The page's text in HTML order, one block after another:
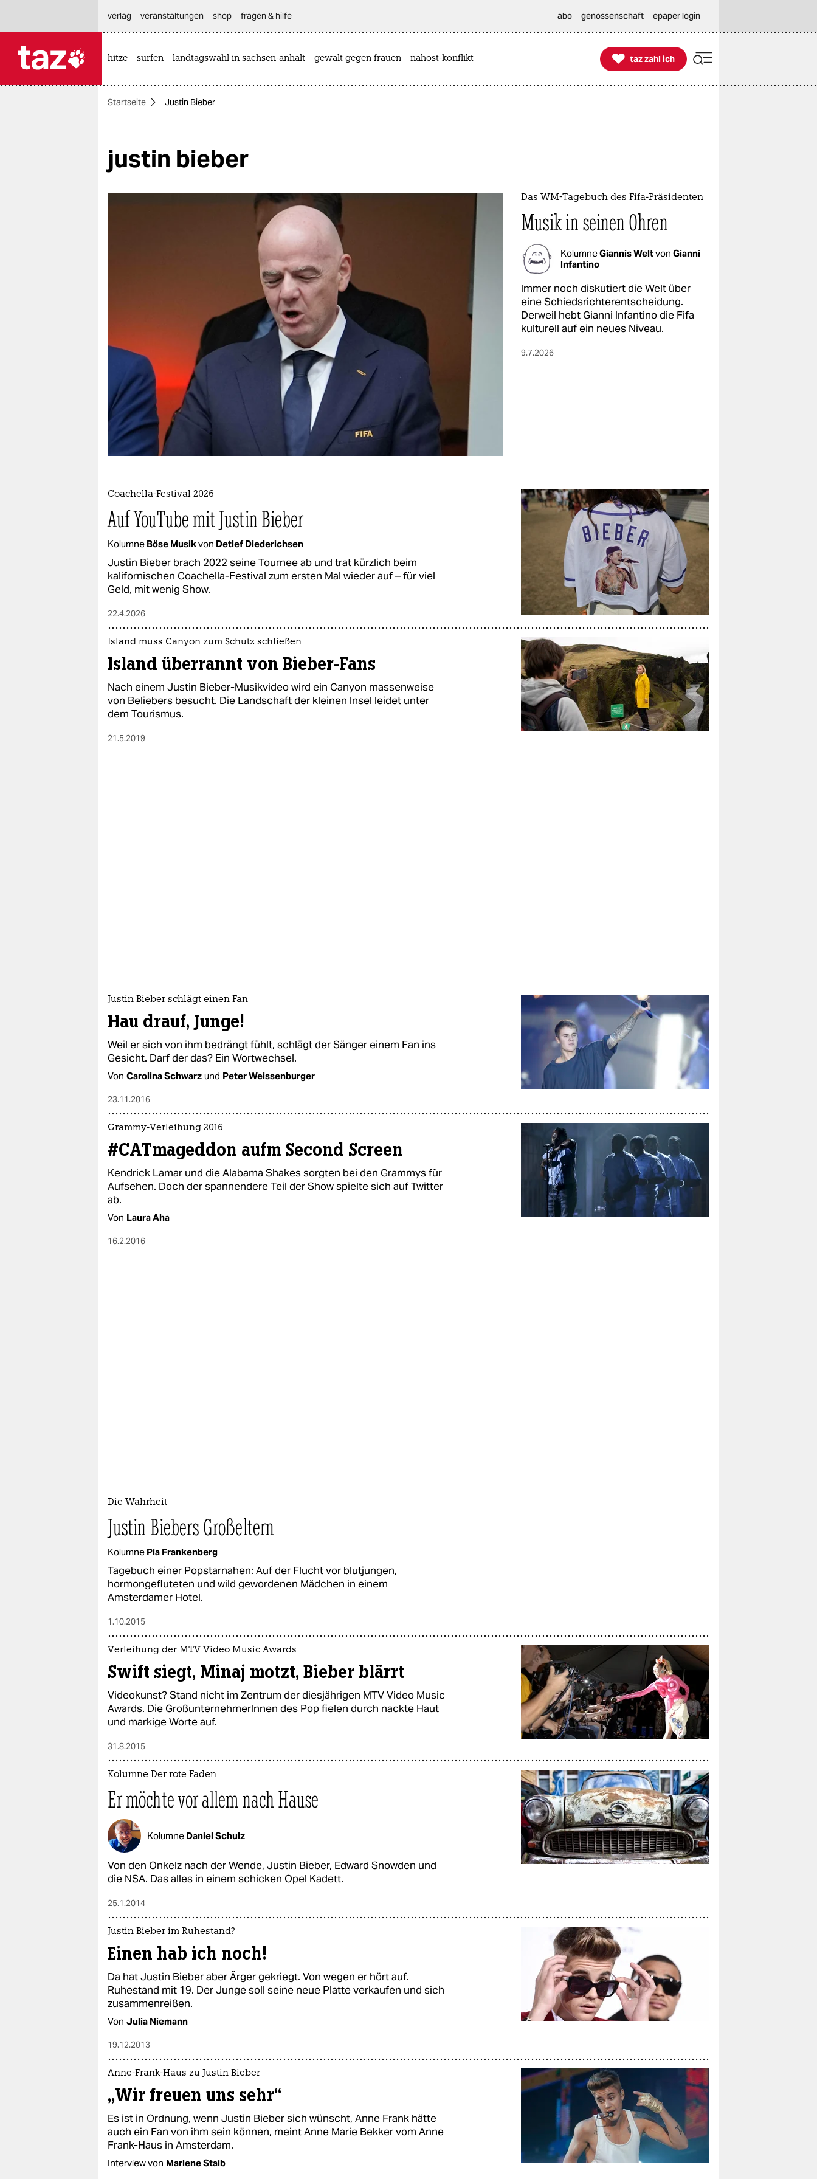
themen
öko
gesellschaft
verlag
verlag
veranstaltungen
shop
fragen & hilfe
abo
genossenschaft
epaper login
verlag
veranstaltungen shop fragen & hilfe abo genossenschaft epaper login
hitze surfen landtagswahl in sachsen-anhalt gewalt gegen frauen nahost-konflikt 
taz zahl ich
taz zahl ich
Startseite Justin Bieber
justin bieber
Das WM-Tagebuch des Fifa-Präsidenten
Musik in seinen Ohren
KolumneGiannis Weltvon Gianni
Infantino
Immer noch diskutiert die Welt über
eine Schiedsrichterentscheidung.
Derweil hebt Gianni Infantino die Fifa
kulturell auf ein neues Niveau.
9.7.2026
Coachella-Festival 2026
Auf YouTube mit Justin Bieber
Kolumne Böse Musikvon Detlef Diederichsen
Justin Bieber brach 2022 seine Tournee ab und trat kürzlich beim
kalifornischen Coachella-Festival zum ersten Mal wieder auf – für viel
Geld, mit wenig Show.
22.4.2026
Island muss Canyon zum Schutz schließen
Island überrannt von Bieber-Fans
Nach einem Justin Bieber-Musikvideo wird ein Canyon massenweise
von Beliebers besucht. Die Landschaft der kleinen Insel leidet unter
dem Tourismus.
21.5.2019
Justin Bieber schlägt einen Fan
Hau drauf, Junge!
Weil er sich von ihm bedrängt fühlt, schlägt der Sänger einem Fan ins
Gesicht. Darf der das? Ein Wortwechsel.
Von Carolina Schwarz und Peter Weissenburger
23.11.2016
Grammy-Verleihung 2016
#CATmageddon aufm Second Screen
Kendrick Lamar und die Alabama Shakes sorgten bei den Grammys für
Aufsehen. Doch der spannendere Teil der Show spielte sich auf Twitter
ab.
Von Laura Aha
16.2.2016
Die Wahrheit
Justin Biebers Großeltern
Kolumne Pia Frankenberg
Tagebuch einer Popstarnahen: Auf der Flucht vor blutjungen,
hormongefluteten und wild gewordenen Mädchen in einem
Amsterdamer Hotel.
1.10.2015
Verleihung der MTV Video Music Awards
Swift siegt, Minaj motzt, Bieber blärrt
Videokunst? Stand nicht im Zentrum der diesjährigen MTV Video Music
Awards. Die GroßunternehmerInnen des Pop fielen durch nackte Haut
und markige Worte auf.
31.8.2015
Kolumne Der rote Faden
Er möchte vor allem nach Hause
Kolumne Daniel Schulz
Von den Onkelz nach der Wende, Justin Bieber, Edward Snowden und
die NSA. Das alles in einem schicken Opel Kadett.
25.1.2014
Justin Bieber im Ruhestand?
Einen hab ich noch!
Da hat Justin Bieber aber Ärger gekriegt. Von wegen er hört auf.
Ruhestand mit 19. Der Junge soll seine neue Platte verkaufen und sich
zusammenreißen.
Von Julia Niemann
19.12.2013
Anne-Frank-Haus zu Justin Bieber
„Wir freuen uns sehr“
Es ist in Ordnung, wenn Justin Bieber sich wünscht, Anne Frank hätte
auch ein Fan von ihm sein können, meint Anne Marie Bekker vom Anne
Frank-Haus in Amsterdam.
Interview von Marlene Staib